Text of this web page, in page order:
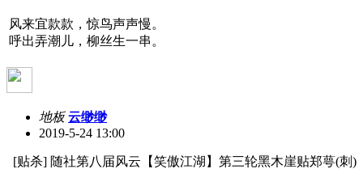
风来宜款款，惊鸟声声慢。
呼出弄潮儿，柳丝生一串。
地板 云缈缈
2019-5-24 13:00
[贴杀] 随社第八届风云【笑傲江湖】第三轮黑木崖贴郑萼(刺)